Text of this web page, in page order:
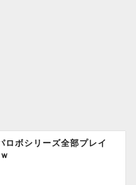
ロボシリーズ全部プレイ